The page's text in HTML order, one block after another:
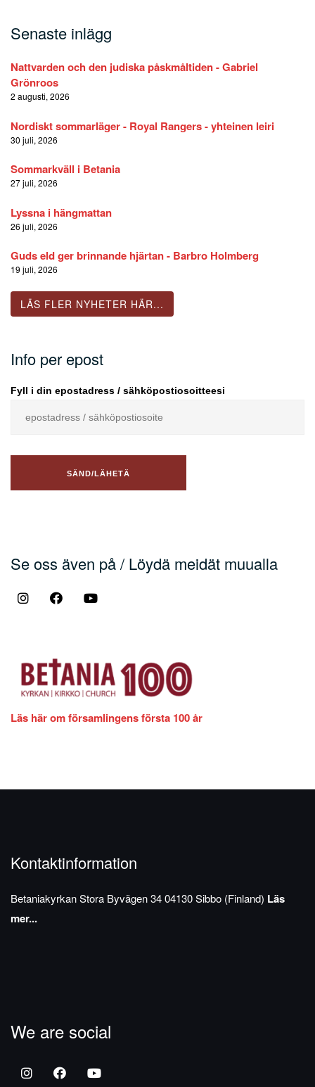
Senaste inlägg
Nattvarden och den judiska påskmåltiden - Gabriel
Grönroos
2 augusti, 2026
Nordiskt sommarläger - Royal Rangers - yhteinen leiri
30 juli, 2026
Sommarkväll i Betania
27 juli, 2026
Lyssna i hängmattan
26 juli, 2026
Guds eld ger brinnande hjärtan - Barbro Holmberg
19 juli, 2026
LÄS FLER NYHETER HÄR...
Info per epost
Fyll i din epostadress / sähköpostiosoitteesi
Se oss även på / Löydä meidät muualla
Läs här om församlingens första 100 år
Kontaktinformation
BetaniakyrkanStora Byvägen 3404130 Sibbo (Finland) Läs
mer...
We are social